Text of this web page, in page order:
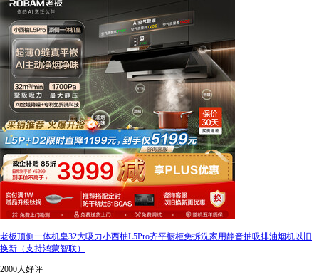
老板顶侧一体机皇32大吸力小西柚L5Pro齐平橱柜免拆洗家用静音抽吸排油烟机以旧
换新（支持鸿蒙智联）
2000人好评